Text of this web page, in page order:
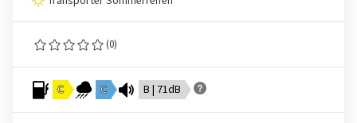
(0)
C C B | 71dB